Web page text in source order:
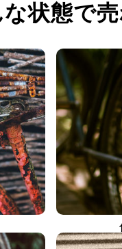
状態で